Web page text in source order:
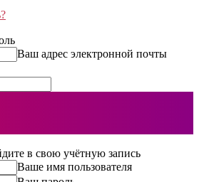
Ваш адрес электронной почты
в свою учётную запись
Ваше имя пользователя